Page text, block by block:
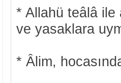
* Allahü teâlâ ile
ve yasaklara
* Âlim,